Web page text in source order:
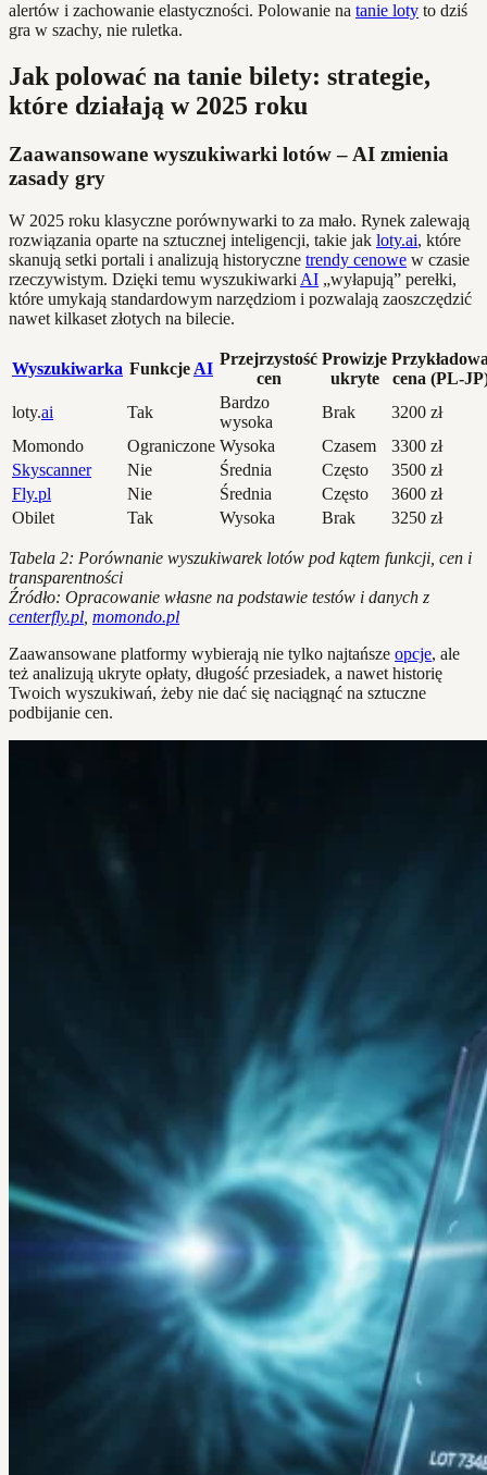
alertów i zachowanie elastyczności. Polowanie na tanie loty to dziś
gra w szachy, nie ruletka.
Jak polować na tanie bilety: strategie,
które działają w 2025 roku
Zaawansowane wyszukiwarki lotów – AI zmienia
zasady gry
W 2025 roku klasyczne porównywarki to za mało. Rynek zalewają
rozwiązania oparte na sztucznej inteligencji, takie jak loty.ai, które
skanują setki portali i analizują historyczne trendy cenowe w czasie
rzeczywistym. Dzięki temu wyszukiwarki AI „wyłapują” perełki,
które umykają standardowym narzędziom i pozwalają zaoszczędzić
nawet kilkaset złotych na bilecie.
Wyszukiwarka Funkcje AI
Przejrzystość
cen
Prowizje
ukryte
cena (PL-
loty.ai Tak
Bardzo
wysoka
Brak
3200 zł
Momondo
Ograniczone Wysoka Czasem
3300 zł
Skyscanner
Nie Średnia Często
3500 zł
Fly.pl
Nie Średnia Często
3600 zł
Obilet
Tak Wysoka Brak 3250 zł
Tabela 2: Porównanie wyszukiwarek lotów pod kątem funkcji, cen i
transparentności
Źródło: Opracowanie własne na podstawie testów i danych z
centerfly.pl momondo.pl
Zaawansowane platformy wybierają nie tylko najtańsze opcje, ale
też analizują ukryte opłaty, długość przesiadek, a nawet historię
Twoich wyszukiwań, żeby nie dać się naciągnąć na sztuczne
podbijanie cen.